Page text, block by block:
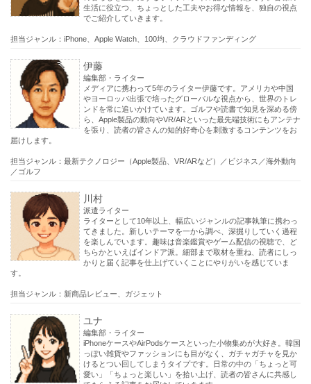
生活に役立つ、ちょっとした工夫やお得な情報を、独自の視点
でご紹介していきます。
担当ジャンル：iPhone、Apple Watch、100均、クラウドファンディング
伊藤
編集部・ライター
メディアに携わって5年のライター伊藤です。アメリカや中国
やヨーロッパ出張で培ったグローバルな視点から、世界のトレ
ンドを常に追いかけています。ゴルフや読書で知見を深める傍
ら、Apple製品の動向やVR/ARといった最先端技術にもアンテナ
を張り、読者の皆さんの知的好奇心を刺激するコンテンツをお
届けします。
担当ジャンル：最新テクノロジー（Apple製品、VR/ARなど）／ビジネス／海外動向
／ゴルフ
川村
派遣ライター
ライターとして10年以上、幅広いジャンルの記事執筆に携わっ
てきました。新しいテーマを一から調べ、深掘りしていく過程
を楽しんでいます。趣味は音楽鑑賞やゲーム配信の視聴で、ど
ちらかといえばインドア派。細部まで取材を重ね、読者にしっ
かりと届く記事を仕上げていくことにやりがいを感じていま
す。
担当ジャンル：新商品レビュー、ガジェット
ユナ
編集部・ライター
iPhoneケースやAirPodsケースといった小物集めが大好き。韓国
っぽい雑貨やファッションにも目がなく、ガチャガチャを見か
けるとつい回してしまうタイプです。日常の中の「ちょっと可
愛い」「ちょっと楽しい」を拾い上げ、読者の皆さんに共感し